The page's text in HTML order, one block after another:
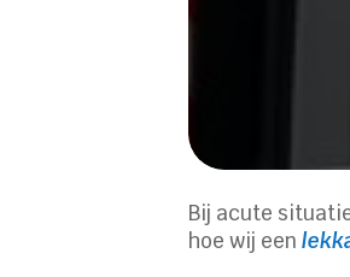
Bij acute
hoe wij een